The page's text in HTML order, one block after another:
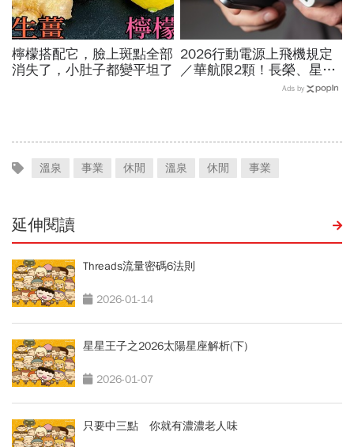
檸檬搭配它，臉上斑點全部
消失了，小肚子都變平坦了
2026行動電源上飛機規定
／華航限2顆！長榮、星
宇、虎航…行動電源飛機能
Ads by
溫泉 事業 休閒 溫泉 休閒 事業
延伸閱讀
Threads流量密碼6法則
2026-01-14
星星王子之2026太陽星座解析(下)
2026-01-07
只要中三點 你就有濃濃老人味